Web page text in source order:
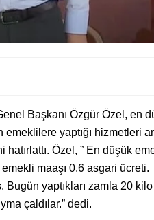
Başkanı Özgür Özel, en
yaptığı hizmetleri
Özel, ” En düşük
maaşı 0.6 asgari
yaptıkları zamla 20 kilo
çaldılar.” dedi.